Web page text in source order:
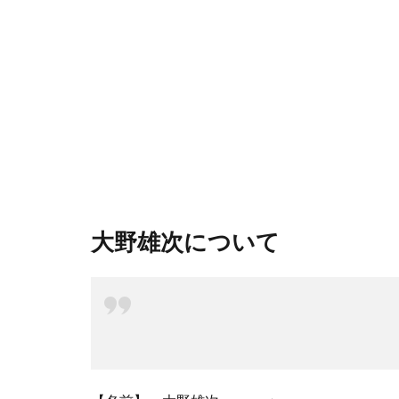
大野雄次について